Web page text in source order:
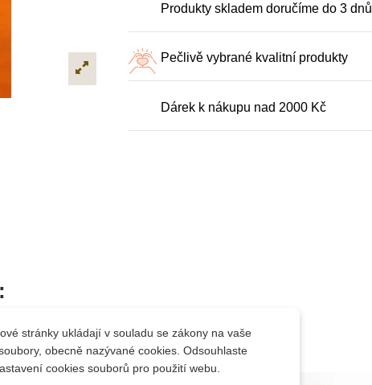
Produkty skladem doručíme do 3 dnů
Pečlivě vybrané kvalitní produkty
Dárek k nákupu nad 2000 Kč
stránky ukládají v souladu se zákony na vaše
obecně nazývané cookies. Odsouhlaste
cookies souborů pro použití webu.